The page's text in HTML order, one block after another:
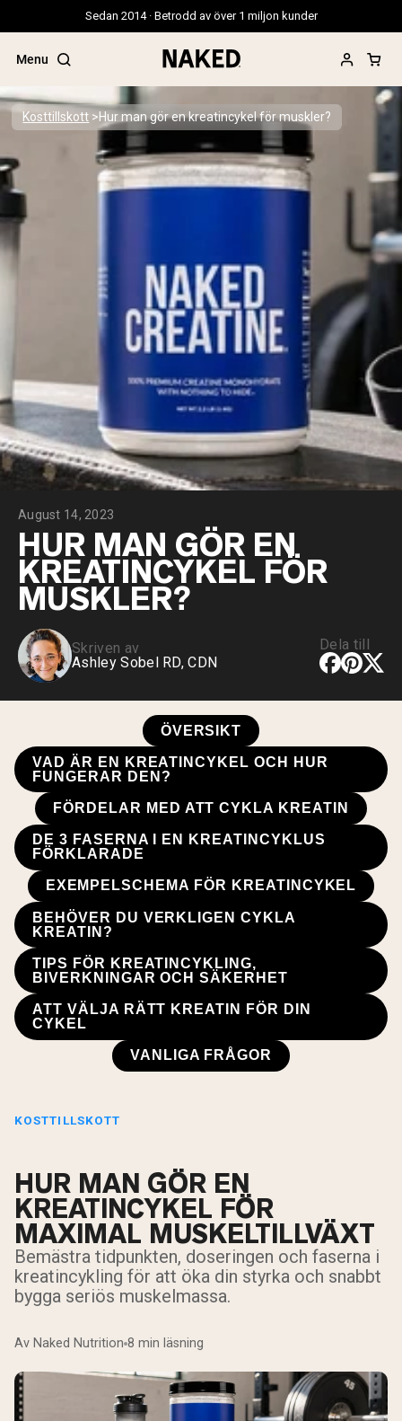
Sedan 2014 · Betrodd av över 1 miljon kunder
Menu
Populära söktermer
”Protein Powder“
”Overnight Oats“
”Vegan protein“
”Micellar Casein“
PROTEIN POWDERSBest Seller
Vassleisolat från gräsbetande djur
Getproteinpulver från get
Micellärt kasein
Proteinkaffe
Shop All Protein Powders
VEGAN PROTEIN Best Seller
Ärtprotein
Jordnötssmör
Fröproteinpulver
Ekologiskt risprotein
Proteindrinkar
Kosttillskott Hur man gör en kreatincykel för muskler?
August 14, 2023
HUR MAN GÖR EN
KREATINCYKEL FÖR
MUSKLER?
Skriven av
Ashley Sobel RD, CDN
Dela till
ÖVERSIKT
VAD ÄR EN KREATINCYKEL OCH HUR
FUNGERAR DEN?
FÖRDELAR MED ATT CYKLA KREATIN
DE 3 FASERNA I EN KREATINCYKLUS
FÖRKLARADE
EXEMPELSCHEMA FÖR KREATINCYKEL
BEHÖVER DU VERKLIGEN CYKLA
KREATIN?
TIPS FÖR KREATINCYKLING,
BIVERKNINGAR OCH SÄKERHET
ATT VÄLJA RÄTT KREATIN FÖR DIN
CYKEL
VANLIGA FRÅGOR
KOSTTILLSKOTT
HUR MAN GÖR EN
KREATINCYKEL FÖR
MAXIMAL MUSKELTILLVÄXT
Bemästra tidpunkten, doseringen och faserna i
kreatincykling för att öka din styrka och snabbt
bygga seriös muskelmassa.
Av Naked Nutrition 8 min läsning